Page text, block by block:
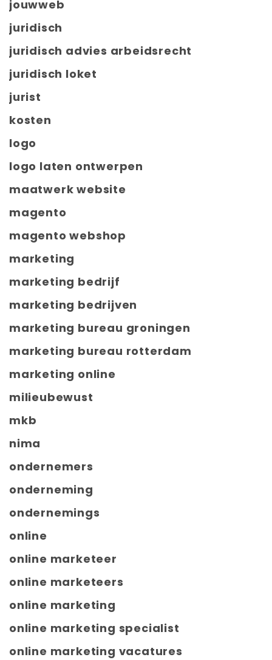
jouwweb
juridisch
juridisch advies arbeidsrecht
juridisch loket
jurist
kosten
logo
logo laten ontwerpen
maatwerk website
magento
magento webshop
marketing
marketing bedrijf
marketing bedrijven
marketing bureau groningen
marketing bureau rotterdam
marketing online
milieubewust
mkb
nima
ondernemers
onderneming
ondernemings
online
online marketeer
online marketeers
online marketing
online marketing specialist
online marketing vacatures